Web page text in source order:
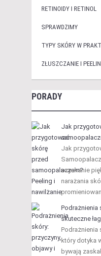
RETINOIDY I RETINOL
SPRAWDZIMY
TYPY SKÓRY W
ZŁUSZCZANIE I
PORADY
Jak
Jak
uzyskanie
narażania
Podrażnienia
skuteczne
Podrażnienia
który dotyka
bywają